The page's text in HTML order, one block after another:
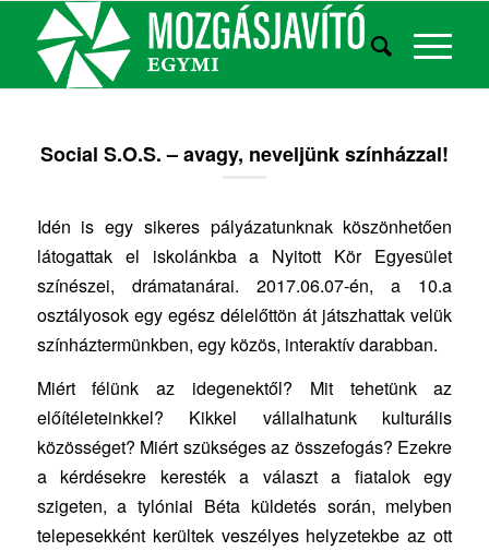
Social S.O.S. – avagy, neveljünk színházzal!
Idén is egy sikeres pályázatunknak köszönhetően
látogattak el iskolánkba a Nyitott Kör Egyesület
színészei, drámatanárai. 2017.06.07-én, a 10.a
osztályosok egy egész délelőttön át játszhattak velük
színháztermünkben, egy közös, interaktív darabban.
Miért félünk az idegenektől? Mit tehetünk az
előítéleteinkkel? Kikkel vállalhatunk kulturális
közösséget? Miért szükséges az összefogás? Ezekre
a kérdésekre keresték a választ a fiatalok egy
szigeten, a tylóniai Béta küldetés során, melyben
telepesekként kerültek veszélyes helyzetekbe az ott